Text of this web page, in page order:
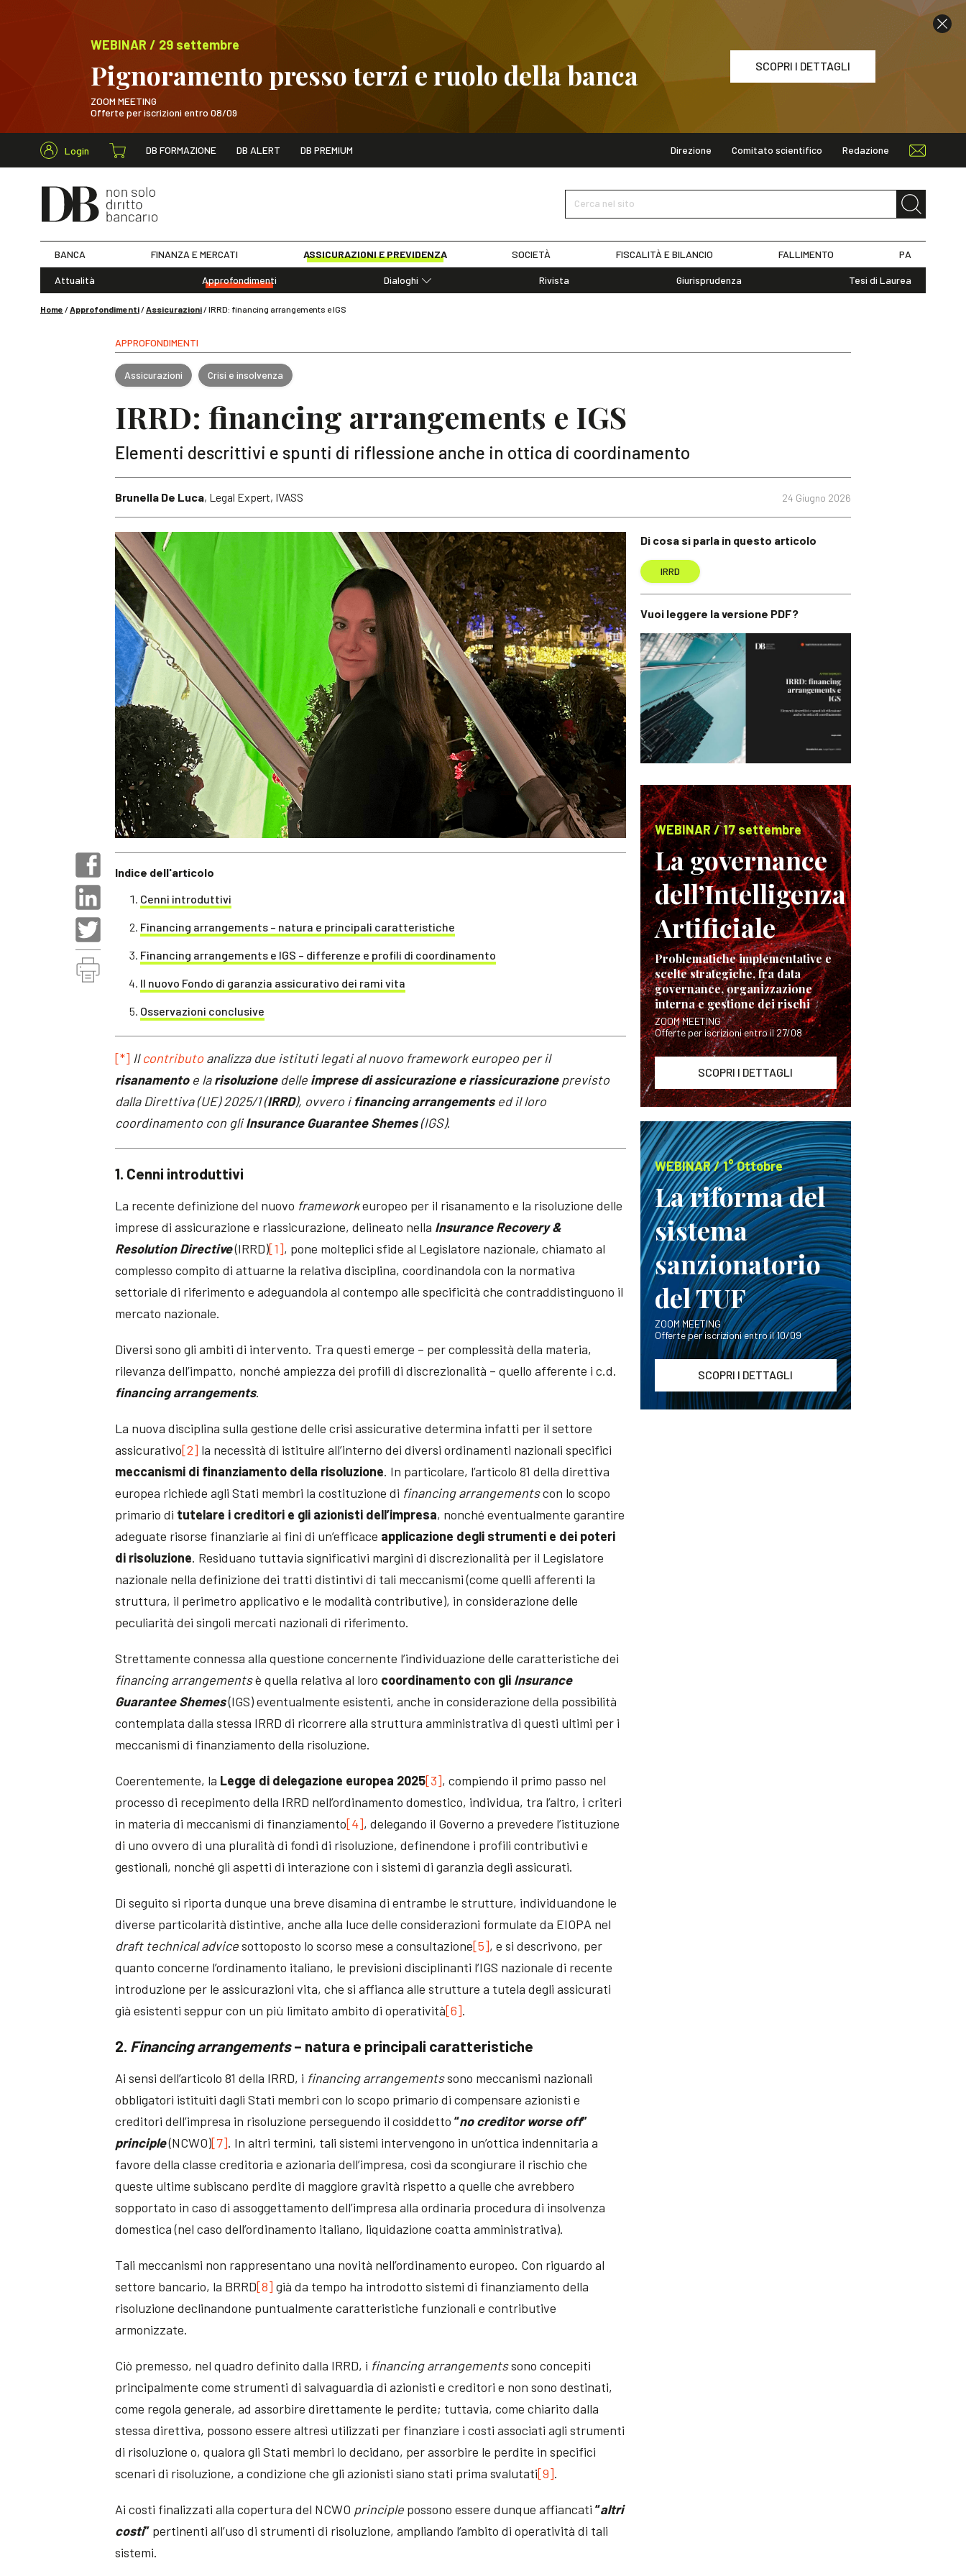
WEBINAR / 29 settembre
Pignoramento presso terzi e ruolo della banca
ZOOM MEETING
Offerte per iscrizioni entro 08/09
SCOPRI I DETTAGLI
WEBINAR / 29 settembre SCOPRI I DETTAGLI
Login DB FORMAZIONE DB ALERT DB PREMIUM Direzione Comitato scientifico Redazione
Cerca nel sito
Cerca nel sito
BANCA FINANZA E MERCATI ASSICURAZIONI E PREVIDENZA SOCIETÀ FISCALITÀ E BILANCIO FALLIMENTO PA
Attualità Approfondimenti
Dialoghi
Rivista Giurisprudenza Tesi di Laurea
Home /Approfondimenti/Assicurazioni/IRRD: financing arrangements e IGS
APPROFONDIMENTI
Assicurazioni Crisi e insolvenza
IRRD: financing arrangements e IGS
Elementi descrittivi e spunti di riflessione anche in ottica di coordinamento
24 Giugno 2026
Brunella De Luca, Legal Expert, IVASS
Indice dell'articolo
Cenni introduttivi
Financing arrangements – natura e principali caratteristiche
Financing arrangements e IGS – differenze e profili di coordinamento
Il nuovo Fondo di garanzia assicurativo dei rami vita
Osservazioni conclusive
[*] Ilcontributo analizza due istituti legati al nuovo framework europeo per il
risanamento e larisoluzionedelle imprese di assicurazione e riassicurazioneprevisto
dalla Direttiva (UE) 2025/1 (IRRD), ovvero ifinancing arrangementsed il loro
coordinamento con gliInsurance Guarantee Shemes(IGS).
1. Cenni introduttivi
La recente definizione del nuovo frameworkeuropeo per il risanamento e la risoluzione delle
imprese di assicurazione e riassicurazione, delineato nella Insurance Recovery &
Resolution Directive(IRRD)[1], pone molteplici sfide al Legislatore nazionale, chiamato al
complesso compito di attuarne la relativa disciplina, coordinandola con la normativa
settoriale di riferimento e adeguandola al contempo alle specificità che contraddistinguono il
mercato nazionale.
Diversi sono gli ambiti di intervento. Tra questi emerge – per complessità della materia,
rilevanza dell’impatto, nonché ampiezza dei profili di discrezionalità – quello afferente i c.d.
financing arrangements.
La nuova disciplina sulla gestione delle crisi assicurative determina infatti per il settore
assicurativo[2] la necessità di istituire all’interno dei diversi ordinamenti nazionali specifici
meccanismi di finanziamento della risoluzione. In particolare, l’articolo 81 della direttiva
europea richiede agli Stati membri la costituzione di financing arrangementscon lo scopo
primario di tutelare i creditori e gli azionisti dell’impresa, nonché eventualmente garantire
adeguate risorse finanziarie ai fini di un’efficace applicazione degli strumenti e dei poteri
di risoluzione. Residuano tuttavia significativi margini di discrezionalità per il Legislatore
nazionale nella definizione dei tratti distintivi di tali meccanismi (come quelli afferenti la
struttura, il perimetro applicativo e le modalità contributive), in considerazione delle
peculiarità dei singoli mercati nazionali di riferimento.
Strettamente connessa alla questione concernente l’individuazione delle caratteristiche dei
financing arrangementsè quella relativa al loro coordinamento con gli Insurance
Guarantee Shemes(IGS) eventualmente esistenti, anche in considerazione della possibilità
contemplata dalla stessa IRRD di ricorrere alla struttura amministrativa di questi ultimi per i
meccanismi di finanziamento della risoluzione.
Coerentemente, la Legge di delegazione europea 2025[3], compiendo il primo passo nel
processo di recepimento della IRRD nell’ordinamento domestico, individua, tra l’altro, i criteri
in materia di meccanismi di finanziamento[4], delegando il Governo a prevedere l’istituzione
di uno ovvero di una pluralità di fondi di risoluzione, definendone i profili contributivi e
gestionali, nonché gli aspetti di interazione con i sistemi di garanzia degli assicurati.
Di seguito si riporta dunque una breve disamina di entrambe le strutture, individuandone le
diverse particolarità distintive, anche alla luce delle considerazioni formulate da EIOPA nel
draft technical advicesottoposto lo scorso mese a consultazione[5], e si descrivono, per
quanto concerne l’ordinamento italiano, le previsioni disciplinanti l’IGS nazionale di recente
introduzione per le assicurazioni vita, che si affianca alle strutture a tutela degli assicurati
già esistenti seppur con un più limitato ambito di operatività[6].
2. Financing arrangements– natura e principali caratteristiche
Ai sensi dell’articolo 81 della IRRD, i financing arrangementssono meccanismi nazionali
obbligatori istituiti dagli Stati membri con lo scopo primario di compensare azionisti e
creditori dell’impresa in risoluzione perseguendo il cosiddetto“no creditor worse off”
principle(NCWO)[7]. In altri termini, tali sistemi intervengono in un’ottica indennitaria a
favore della classe creditoria e azionaria dell’impresa, così da scongiurare il rischio che
queste ultime subiscano perdite di maggiore gravità rispetto a quelle che avrebbero
sopportato in caso di assoggettamento dell’impresa alla ordinaria procedura di insolvenza
domestica (nel caso dell’ordinamento italiano, liquidazione coatta amministrativa).
Tali meccanismi non rappresentano una novità nell’ordinamento europeo. Con riguardo al
settore bancario, la BRRD[8] già da tempo ha introdotto sistemi di finanziamento della
risoluzione declinandone puntualmente caratteristiche funzionali e contributive
armonizzate.
Ciò premesso, nel quadro definito dalla IRRD, i financing arrangementssono concepiti
principalmente come strumenti di salvaguardia di azionisti e creditori e non sono destinati,
come regola generale, ad assorbire direttamente le perdite; tuttavia, come chiarito dalla
stessa direttiva, possono essere altresì utilizzati per finanziare i costi associati agli strumenti
di risoluzione o, qualora gli Stati membri lo decidano, per assorbire le perdite in specifici
scenari di risoluzione, a condizione che gli azionisti siano stati prima svalutati[9].
Ai costi finalizzati alla copertura del NCWO principle possono essere dunque affiancati“altri
costi” pertinenti all’uso di strumenti di risoluzione, ampliando l’ambito di operatività di tali
sistemi.
Di cosa si parla in questo articolo
IRRD
Vuoi leggere la versione PDF?
WEBINAR / 17 settembre
La governance
dell’Intelligenza
Artificiale
Problematiche implementative e
scelte strategiche, fra data
governance, organizzazione
interna e gestione dei rischi
ZOOM MEETING
Offerte per iscrizioni entro il 27/08
SCOPRI I DETTAGLI
WEBINAR / 1° Ottobre
La riforma del
sistema
sanzionatorio
del TUF
ZOOM MEETING
Offerte per iscrizioni entro il 10/09
SCOPRI I DETTAGLI